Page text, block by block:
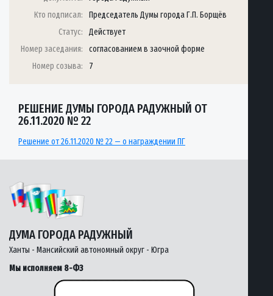
Кто подписал:
Председатель Думы города Г.П. Борщёв
Статус:
Действует
Номер заседания:
согласованием в заочной форме
Номер созыва:
7
РЕШЕНИЕ ДУМЫ ГОРОДА РАДУЖНЫЙ ОТ
26.11.2020 № 22
Решение от 26.11.2020 № 22 — о награждении ПГ
ДУМА ГОРОДА РАДУЖНЫЙ
Ханты - Мансийский автономный округ - Югра
Мы исполняем 8-ФЗ